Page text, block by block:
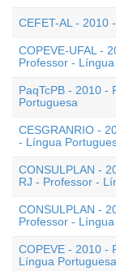
CEFET-AL - 2010
COPEVE-UFAL -
Professor -
PaqTcPB - 2010 -
Portuguesa
CESGRANRIO -
- Língua
CONSULPLAN -
RJ - Professor -
CONSULPLAN -
Professor -
COPEVE - 2010 -
Língua